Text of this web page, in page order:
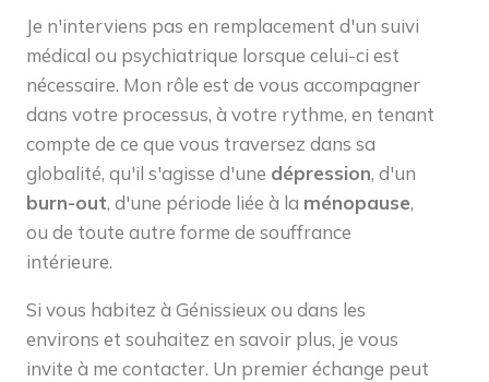
Je n'interviens pas en remplacement d'un suivi
médical ou psychiatrique lorsque celui-ci est
nécessaire. Mon rôle est de vous accompagner
dans votre processus, à votre rythme, en tenant
compte de ce que vous traversez dans sa
globalité, qu'il s'agisse d'une dépression, d'un
burn-out, d'une période liée à la ménopause,
ou de toute autre forme de souffrance
intérieure.
Si vous habitez à Génissieux ou dans les
environs et souhaitez en savoir plus, je vous
invite à me contacter. Un premier échange peut